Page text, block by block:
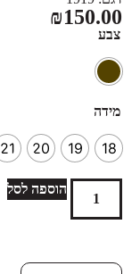
₪150.00
צבע
מידה
18
19
20
21
הוספה לסל